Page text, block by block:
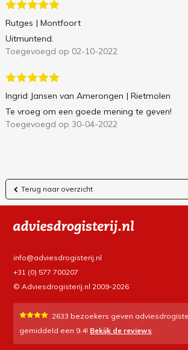
Rutges | Montfoort
Uitmuntend.
Toegevoegd op 02-10-2022
Ingrid Jansen van Amerongen | Rietmolen
Te vroeg om een goede mening te geven!
Toegevoegd op 30-04-2022
Terug naar overzicht
info@adviesdrogisterij.nl
+31 (0) 577 700207
© Adviesdrogisterij.nl 2009-2026
2633 bezoekers geven
gemiddeld een 9.4! Bekijk de reviews